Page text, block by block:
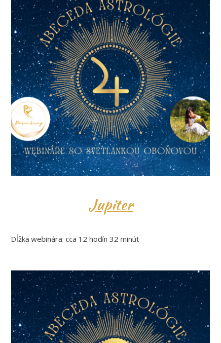
Jupiter
Dĺžka webinára: cca 12 hodín 32 minút